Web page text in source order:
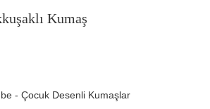
Kumaş
- Çocuk Desenli Kumaşlar